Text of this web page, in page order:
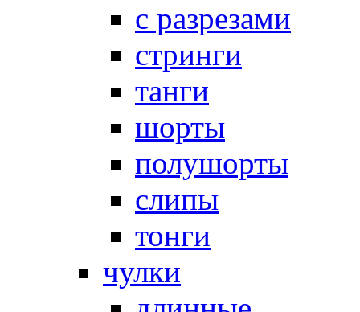
с разрезами
стринги
танги
шорты
полушорты
слипы
тонги
чулки